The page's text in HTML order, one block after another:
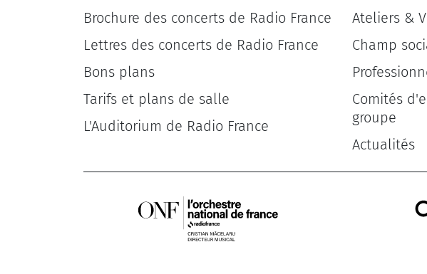
Brochure des concerts de Radio France
Lettres des concerts de Radio France
Bons plans
Tarifs et plans de salle
L'Auditorium de Radio France
Ateliers &
Champ
Comités
groupe
Actualités